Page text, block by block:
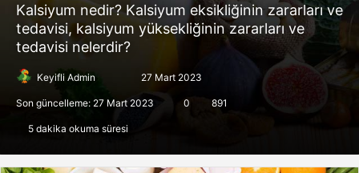
Kalsiyum nedir? Kalsiyum eksikliğinin zararları ve
tedavisi, kalsiyum yüksekliğinin zararları ve
tedavisi nelerdir?
Keyifli Admin
göndermek
27 Mart 2023
Son güncelleme: 27 Mart 2023 0 891
5 dakika okuma süresi